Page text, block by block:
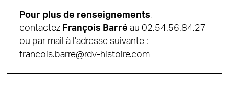
Pour plus de renseignements,
contactez François Barré au 02.54.56.84.27
ou par mail à l'adresse suivante :
francois.barre@rdv-histoire.com